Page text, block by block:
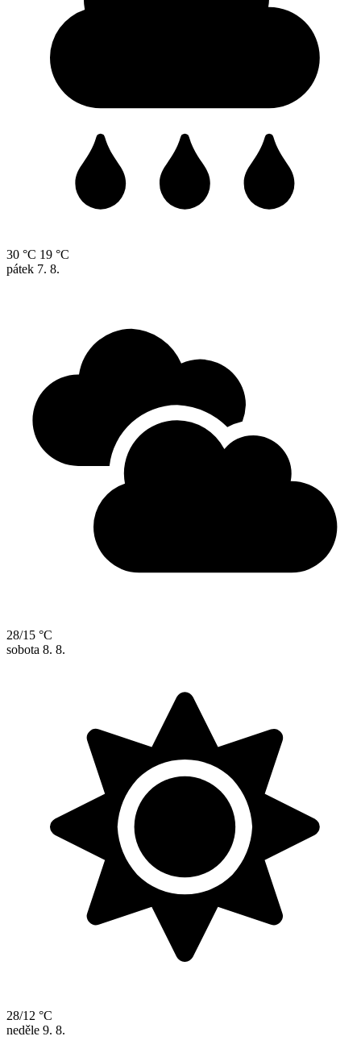
30 °C 19 °C
pátek 7. 8.
28/15 °C
sobota 8. 8.
28/12 °C
neděle 9. 8.